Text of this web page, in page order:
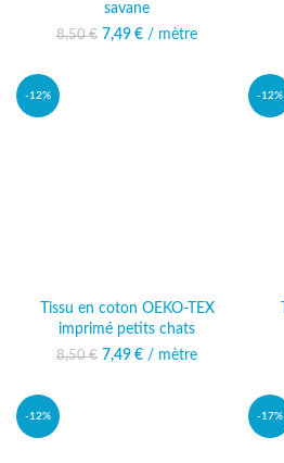
savane
8,50€
Le prix initial était :
7,49 € Le prix actuel
/ mètre
-12%
Tissu en coton OEKO-TEX
imprimé petits chats
8,50€
Le prix initial était :
7,49 € Le prix actuel
/ mètre
-12%
-12% -17%